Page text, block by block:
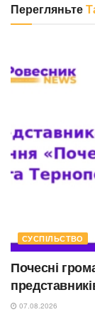
Перегляньте
СУСПІЛЬСТВО
Почесні
07.08.2026